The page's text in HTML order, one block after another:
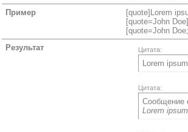
Пример
[quote]Lorem
[quote=John
[quote=John
Результат
Цитата:
Lorem
Цитата:
Сообщение
Lorem